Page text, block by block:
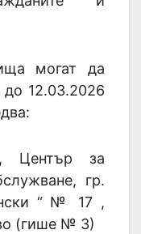
могат да
до 12.03.2026
Център за
гр.
“ № 17 ,
(гише № 3)